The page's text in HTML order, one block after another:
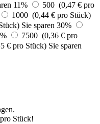
11%
500 (0,47 € pro
1000 (0,44 € pro Stück)
Sie sparen 30%
7500 (0,36 € pro
€ pro Stück) Sie sparen
pro Stück!